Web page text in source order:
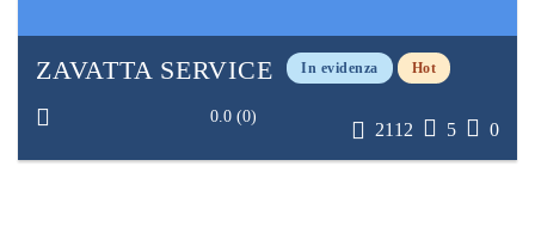
ZAVATTA SERVICE In evidenza Hot
0.0 (0)
2112 5 0